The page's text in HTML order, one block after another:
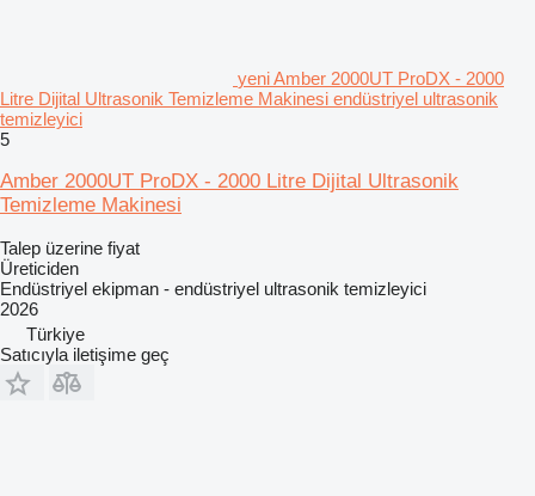
yeni Amber 2000UT ProDX - 2000
Litre Dijital Ultrasonik Temizleme Makinesi endüstriyel ultrasonik
temizleyici
5
Amber 2000UT ProDX - 2000 Litre Dijital Ultrasonik
Temizleme Makinesi
Talep üzerine fiyat
Üreticiden
Endüstriyel ekipman - endüstriyel ultrasonik temizleyici
2026
Türkiye
Satıcıyla iletişime geç